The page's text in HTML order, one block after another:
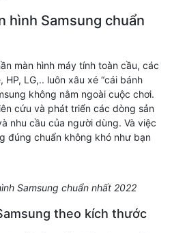
hình Samsung chuẩn
màn hình máy tính toàn cầu, các
LG,.. luôn xâu xé “cái bánh
không nằm ngoài cuộc chơi.
cứu và phát triển các dòng sản
nhu cầu của người dùng. Và việc
đúng chuẩn không khó như bạn
Samsung chuẩn nhất 2022
theo kích thước